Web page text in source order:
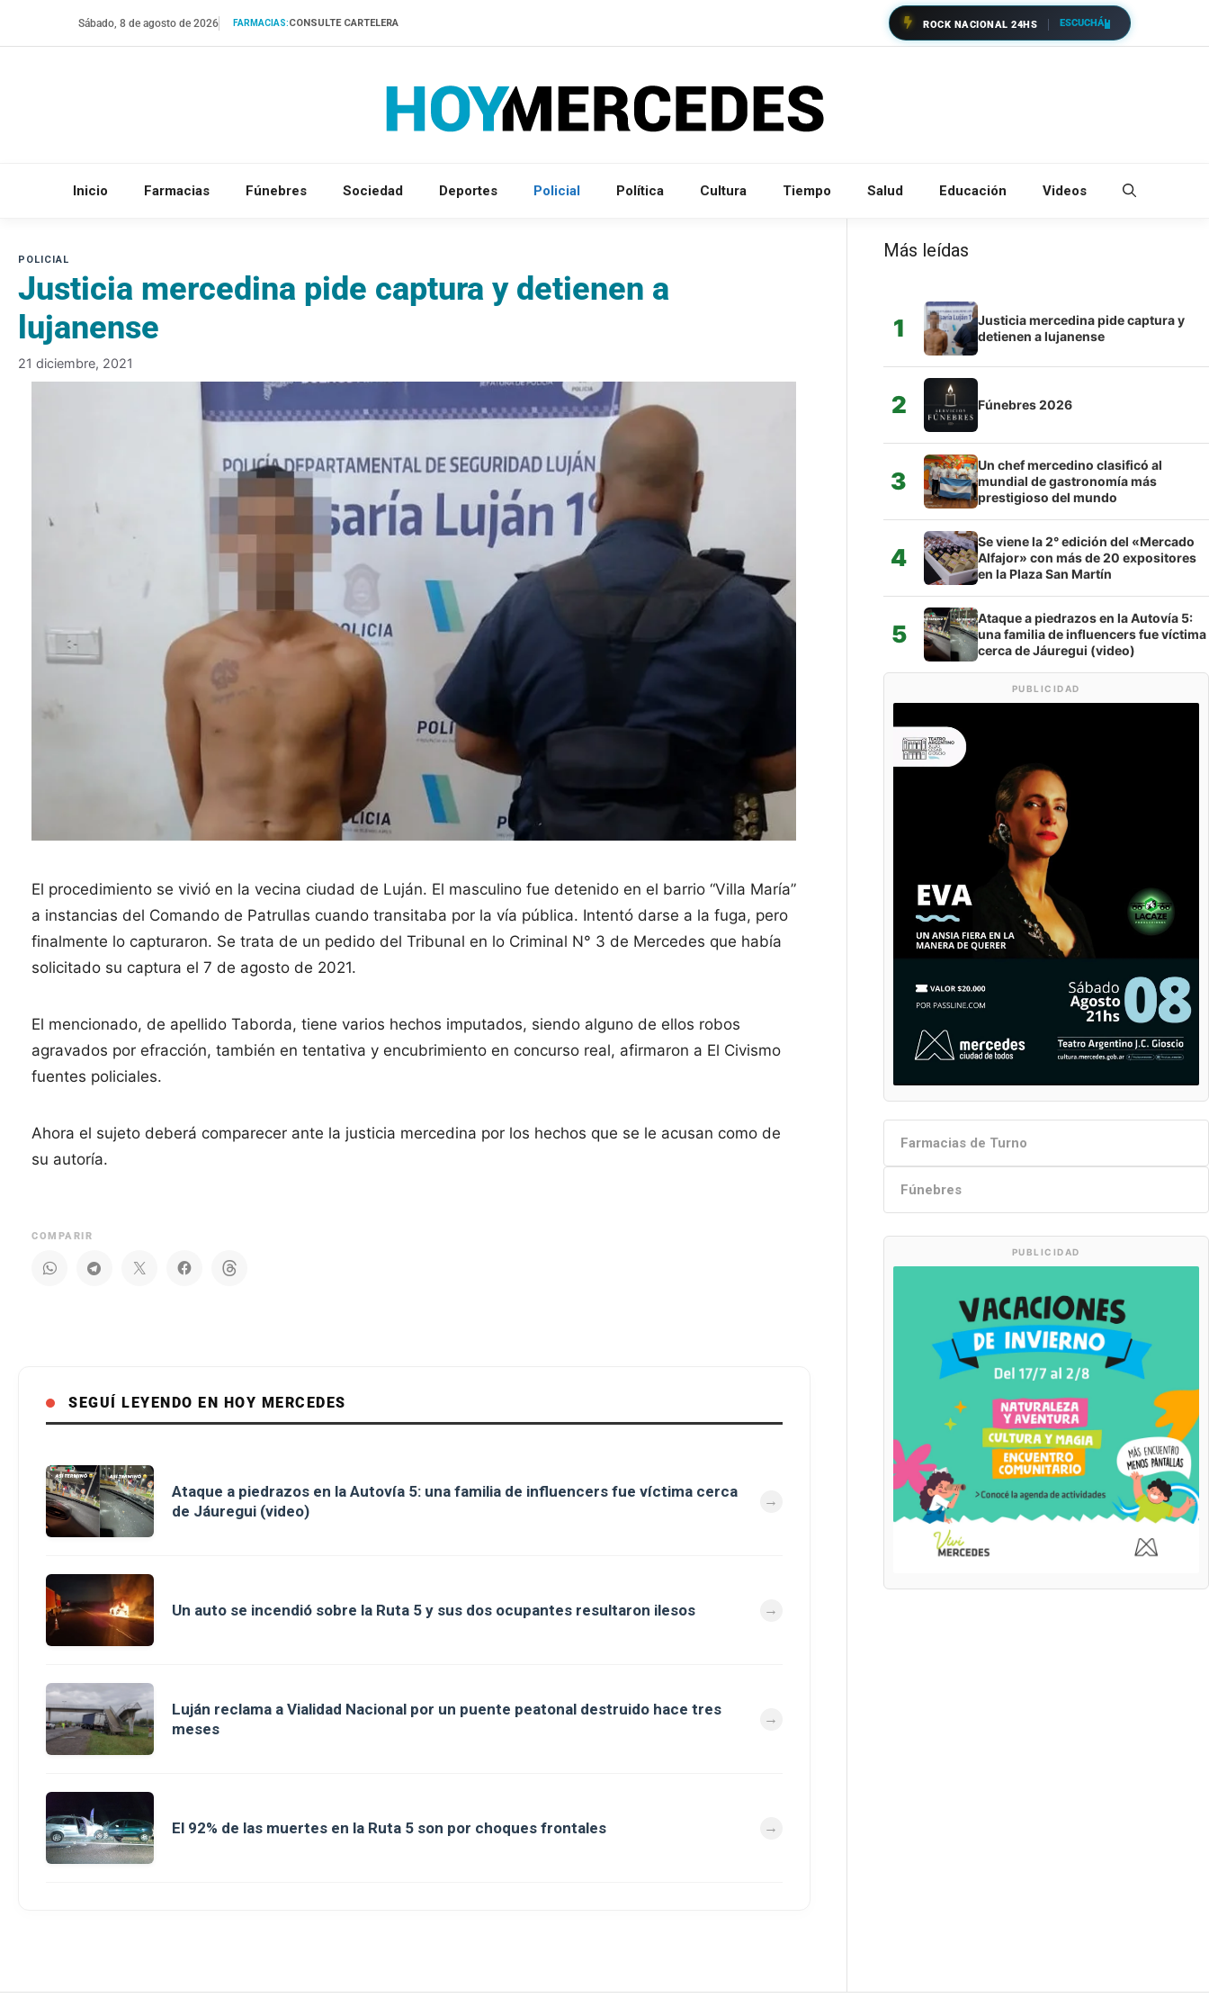
Sábado, 8 de agosto de 2026 FARMACIAS:CONSULTE CARTELERA ROCK NACIONAL 24HS ESCUCHÁ
Inicio Farmacias Fúnebres Sociedad Deportes Policial Política Cultura Tiempo Salud Educación Videos
Justicia mercedina pide captura y detienen a
lujanense
21 diciembre, 2021
El procedimiento se vivió en la vecina ciudad de Luján. El masculino fue detenido en el barrio “Villa María”
a instancias del Comando de Patrullas cuando transitaba por la vía pública. Intentó darse a la fuga, pero
finalmente lo capturaron. Se trata de un pedido del Tribunal en lo Criminal N° 3 de Mercedes que había
solicitado su captura el 7 de agosto de 2021.
El mencionado, de apellido Taborda, tiene varios hechos imputados, siendo alguno de ellos robos
agravados por efracción, también en tentativa y encubrimiento en concurso real, afirmaron a El Civismo
fuentes policiales.
Ahora el sujeto deberá comparecer ante la justicia mercedina por los hechos que se le acusan como de
su autoría.
COMPARIR
SEGUÍ LEYENDO EN HOY MERCEDES
Ataque a piedrazos en la Autovía 5: una familia de influencers fue víctima cerca
de Jáuregui (video)
Un auto se incendió sobre la Ruta 5 y sus dos ocupantes resultaron ilesos
Luján reclama a Vialidad Nacional por un puente peatonal destruido hace tres
meses
El 92% de las muertes en la Ruta 5 son por choques frontales
Más leídas
1
Justicia mercedina pide captura y
detienen a lujanense
2 Fúnebres 2026
3
Un chef mercedino clasificó al
mundial de gastronomía más
prestigioso del mundo
4
Se viene la 2° edición del «Mercado
Alfajor» con más de 20 expositores
en la Plaza San Martín
5
Ataque a piedrazos en la Autovía 5:
una familia de influencers fue víctima
cerca de Jáuregui (video)
PUBLICIDAD
Farmacias de Turno
Fúnebres
PUBLICIDAD